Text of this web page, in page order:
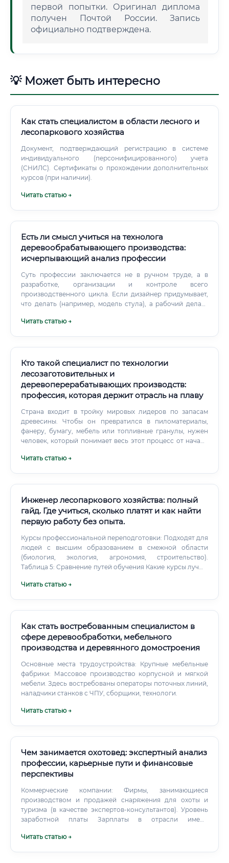
первой попытки. Оригинал диплома
получен Почтой России. Запись
официально подтверждена.
💡 Может быть интересно
Как стать специалистом в области лесного и
лесопаркового хозяйства
Документ, подтверждающий регистрацию в системе
индивидуального (персонифицированного) учета
(СНИЛС). Сертификаты о прохождении дополнительных
курсов (при наличии).
Читать статью →
Есть ли смысл учиться на технолога
деревообрабатывающего производства:
исчерпывающий анализ профессии
Суть профессии заключается не в ручном труде, а в
разработке, организации и контроле всего
производственного цикла. Если дизайнер придумывает,
что делать (например, модель стула), а рабочий делает
выбора подходящей доски до упаковки готового
Читать статью →
Кто такой специалист по технологии
лесозаготовительных и
деревоперерабатывающих производств:
профессия, которая держит отрасль на плаву
Страна входит в тройку мировых лидеров по запасам
древесины. Чтобы он превратился в пиломатериалы,
фанеру, бумагу, мебель или топливные гранулы, нужен
человек, который понимает весь этот процесс от начала
лесозаготовительных и деревоперерабатывающих
Читать статью →
Инженер лесопаркового хозяйства: полный
гайд. Где учиться, сколько платят и как найти
первую работу без опыта.
Курсы профессиональной переподготовки: Подходят для
людей с высшим образованием в смежной области
(биология, экология, агрономия, строительство).
Таблица 5: Сравнение путей обучения Какие курсы лучше
только теорию, но и обширную практику: выезды на
Читать статью →
Как стать востребованным специалистом в
сфере деревообработки, мебельного
производства и деревянного домостроения
Основные места трудоустройства: Крупные мебельные
фабрики: Массовое производство корпусной и мягкой
мебели. Здесь востребованы операторы поточных линий,
наладчики станков с ЧПУ, сборщики, технологи.
Читать статью →
Чем занимается охотовед: экспертный анализ
профессии, карьерные пути и финансовые
перспективы
Коммерческие компании: Фирмы, занимающиеся
производством и продажей снаряжения для охоты и
туризма (в качестве экспертов-консультантов). Уровень
заработной платы Зарплаты в отрасли имеют
они, как правило, ниже, но обеспечивают стабильность и
Читать статью →